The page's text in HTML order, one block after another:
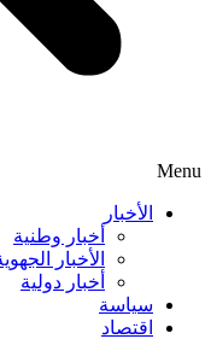
Menu
الأخبار
أخبار وطنية
الأخبار
أخبار دولية
سياسة
اقتصاد